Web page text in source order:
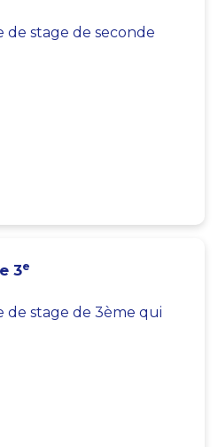
stage de seconde
3e
stage de 3ème qui